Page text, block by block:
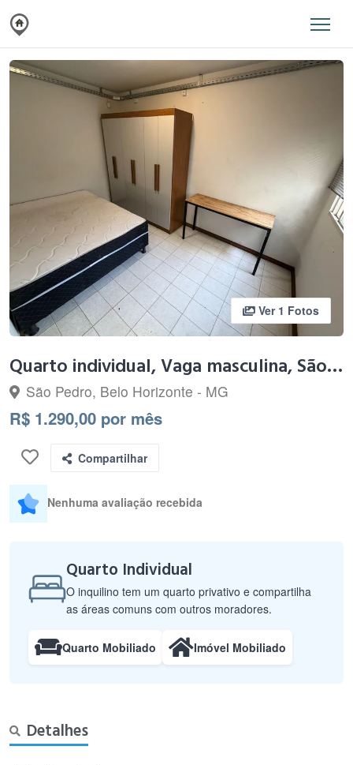
Ver 1 Fotos
Quarto individual, Vaga masculina, São Pedro.
São Pedro, Belo Horizonte - MG
R$ 1.290,00 por mês
Compartilhar
Nenhuma avaliação recebida
Quarto Individual
O inquilino tem um quarto privativo e compartilha
as áreas comuns com outros moradores.
Quarto Mobiliado Imóvel Mobiliado
Detalhes